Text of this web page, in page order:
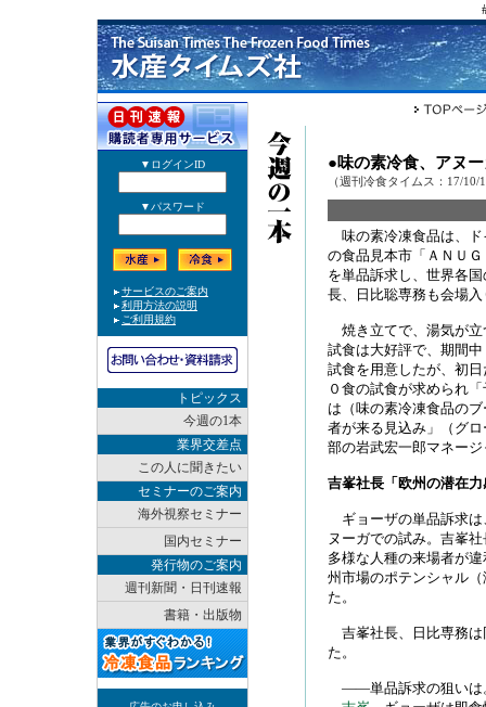
トピックス
今週の1本
業界交差点
この人に聞きたい
セミナーのご案内
海外視察セミナー
国内セミナー
発行物のご案内
週刊新聞・日刊速報
書籍・出版物
●味の素冷食、アヌ
（週刊冷食タイムス：17/10/
味の素冷凍食品は、ド
の食品見本市「ＡＮＵ
を単品訴求し、世界各
長、日比聡専務も会場
焼き立てで、湯気が立
試食は大好評で、期間
試食を用意したが、初
０食の試食が求められ
は（味の素冷凍食品の
者が来る見込み」（グ
部の岩武宏一郎マネー
吉峯社長「欧州の潜在
ギョーザの単品訴求は
ヌーガでの試み。吉峯
多様な人種の来場者が
州市場のポテンシャル
た。
吉峯社長、日比専務は
た。
――単品訴求の狙いは